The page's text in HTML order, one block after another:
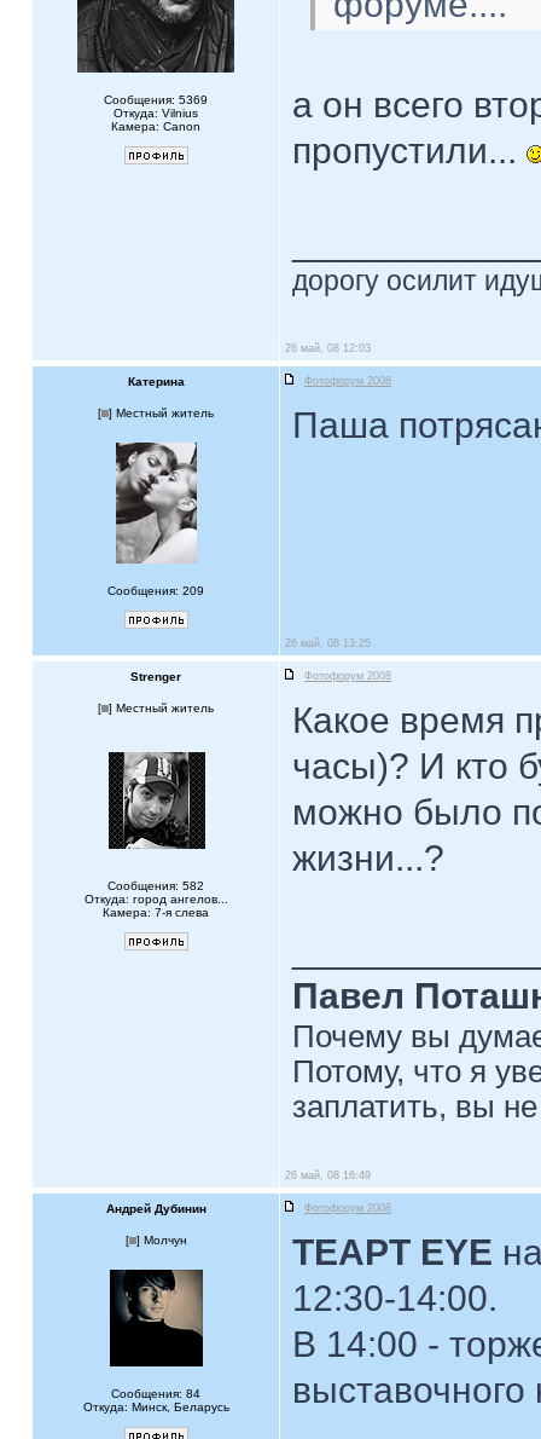
Сообщения: 5369
Откуда: Vilnius
Камера: Canon
а он всего
пропустили...
дорогу осилит
26 май, 08 12:03
Катерина Фотофорум 2008
[ ] Местный житель
Сообщения: 209
Паша
26 май, 08 13:25
Strenger Фотофорум 2008
[ ] Местный житель
Сообщения: 582
Откуда: город ангелов...
Камера: 7-я слева
Какое время
часы)? И кто
можно было
жизни...?
Павел
Почему вы
Потому, что я
заплатить, вы
26 май, 08 16:49
Андрей Дубинин Фотофорум 2008
[ ] Молчун
Сообщения: 84
Откуда: Минск, Беларусь
ТЕАРТ EYE
12:30-14:00.
В 14:00 -